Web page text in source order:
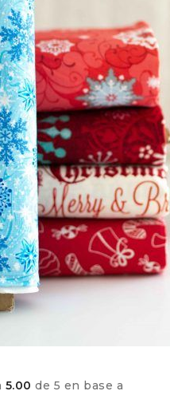
5.00 de 5 en base a